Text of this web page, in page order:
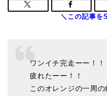
ワンイチ完走ーー！！
疲れたーー！！
このオレンジの一周